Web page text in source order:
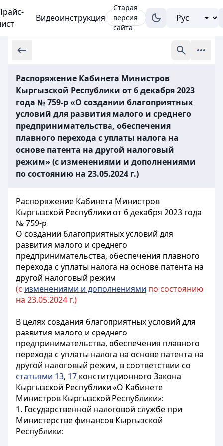
Видеоинструкция
Старая
версия
сайта
Распоряжение Кабинета Министров
Кыргызской Республики от 6 декабря 2023
года № 759-р «О создании благоприятных
условий для развития малого и среднего
предпринимательства, обеспечения
плавного перехода с уплаты налога на
основе патента на другой налоговый
режим» (с изменениями и дополнениями
по состоянию на 23.05.2024 г.)
Распоряжение Кабинета Министров
Кыргызской Республики от 6 декабря 2023 года
№ 759-р
О создании благоприятных условий для
развития малого и среднего
предпринимательства, обеспечения плавного
перехода с уплаты налога на основе патента на
другой налоговый режим
(с изменениями и дополнениями по состоянию
на 23.05.2024 г.)
В целях создания благоприятных условий для
развития малого и среднего
предпринимательства, обеспечения плавного
перехода с уплаты налога на основе патента на
другой налоговый режим, в соответствии со
статьями 13, 17 конституционного Закона
Кыргызской Республики «О Кабинете
Министров Кыргызской Республики»:
1. Государственной налоговой службе при
Министерстве финансов Кыргызской
Республики: